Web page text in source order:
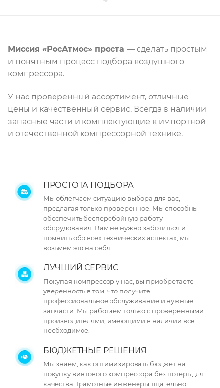
Миссия «РосАтмос» проста — сделать простым
и понятным процесс подбора воздушного
компрессора.
У нас проверенный ассортимент, отличные
цены и качественный сервис. Всегда в наличии
запасные части и комплектующие к импортной
и отечественной компрессорной технике.
ПРОСТОТА ПОДБОРА
Мы облегчаем ситуацию выбора для вас,
предлагая только проверенное. Мы способны
обеспечить бесперебойную работу
оборудования. Вам не нужно заботиться и
помнить обо всех технических аспектах, мы
возьмем это на себя.
ЛУЧШИЙ СЕРВИС
Покупая компрессор у нас, вы приобретаете
уверенность в том, что получите
профессиональное обслуживание и нужные
запчасти. Мы работаем только с проверенными
производителями, имеющими в наличии все
необходимое.
БЮДЖЕТНЫЕ РЕШЕНИЯ
Мы знаем, как оптимизировать бюджет на
покупку винтового компрессора без потерь для
качества. Грамотные инженеры тщательно